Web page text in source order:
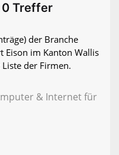
0 Treffer
der Branche
Eison im Kanton Wallis
Liste der Firmen.
& Internet für